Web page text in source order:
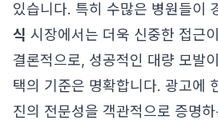
있습니다. 특히 수많은 병원들이
식 시장에서는 더욱 신중한 접근
결론적으로, 성공적인 대량 모발
택의 기준은 명확합니다. 광고에
진의 전문성을 객관적으로 증명